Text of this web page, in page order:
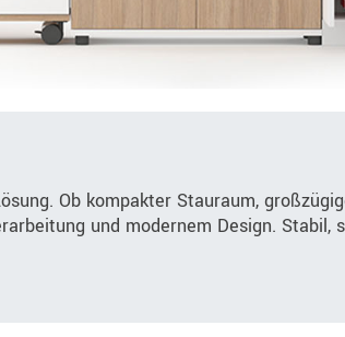
Ob kompakter Stauraum,
und modernem Design.